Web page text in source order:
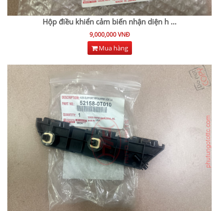
Hộp điều khiển cảm biến nhận diện h ...
9,000,000 VNĐ
Mua hàng